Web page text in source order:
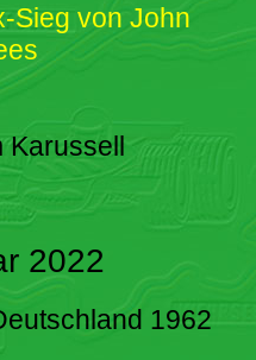
Sieg von John
Karussell
2022
1962